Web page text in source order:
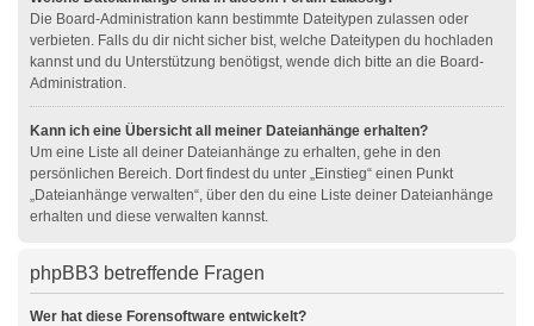
Die Board-Administration kann bestimmte Dateitypen zulassen oder
verbieten. Falls du dir nicht sicher bist, welche Dateitypen du hochladen
kannst und du Unterstützung benötigst, wende dich bitte an die Board-
Administration.
Kann ich eine Übersicht all meiner Dateianhänge erhalten?
Um eine Liste all deiner Dateianhänge zu erhalten, gehe in den
persönlichen Bereich. Dort findest du unter „Einstieg“ einen Punkt
„Dateianhänge verwalten“, über den du eine Liste deiner Dateianhänge
erhalten und diese verwalten kannst.
phpBB3 betreffende Fragen
Wer hat diese Forensoftware entwickelt?